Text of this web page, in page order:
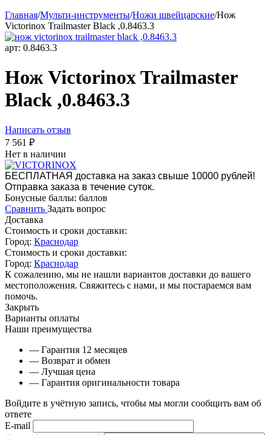
Главная/Мульти-инструменты/Ножи швейцарские/Нож
Victorinox Trailmaster Black ,0.8463.3
арт: 0.8463.3
Нож Victorinox Trailmaster
Black ,0.8463.3
Написать отзыв
7 561 ₽
Нет в наличии
БЕСПЛАТНАЯ доставка на заказ свыше 10000 рублей!
Отправка заказа в течение суток.
Бонусные баллы: баллов
Сравнить Задать вопрос
Доставка
Стоимость и сроки доставки:
Город: Краснодар
Стоимость и сроки доставки:
Город: Краснодар
К сожалению, мы не нашли вариантов доставки до вашего
местоположения. Свяжитесь с нами, и мы постараемся вам
помочь.
Закрыть
Варианты оплаты
Наши преимущества
— Гарантия 12 месяцев
— Возврат и обмен
— Лучшая цена
— Гарантия оригинальности товара
Войдите в учётную запись, чтобы мы могли сообщить вам об
ответе
E-mail